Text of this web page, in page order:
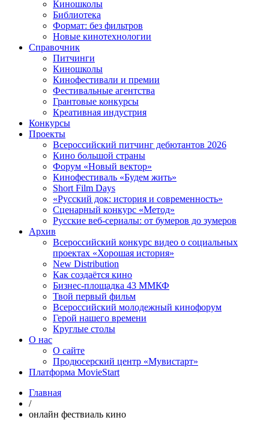
Киношколы
Библиотека
Формат: без фильтров
Новые кинотехнологии
Справочник
Питчинги
Киношколы
Кинофестивали и премии
Фестивальные агентства
Грантовые конкурсы
Креативная индустрия
Конкурсы
Проекты
Всероссийский питчинг дебютантов 2026
Кино большой страны
Форум «Новый вектор»
Кинофестиваль «Будем жить»
Short Film Days
«Русский док: история и современность»
Сценарный конкурс «Метод»
Русские веб-сериалы: от бумеров до зумеров
Архив
Всероссийский конкурс видео о социальных
проектах «Хорошая история»
New Distribution
Как создаётся кино
Бизнес-площадка 43 ММКФ
Твой первый фильм
Всероссийский молодежный кинофорум
Герой нашего времени
Круглые столы
О нас
О сайте
Продюсерский центр «Мувистарт»
Платформа MovieStart
Главная
/
онлайн фествиаль кино